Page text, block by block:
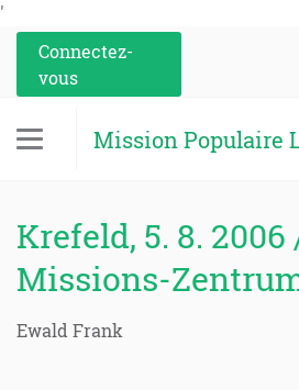
'
Connectez-
vous
Mission Populaire
Krefeld, 5. 8. 2006
Missions-
Ewald Frank